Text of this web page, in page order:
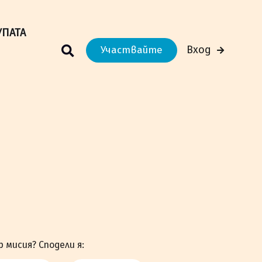
Участвайте Вход
мисия? Сподели я: